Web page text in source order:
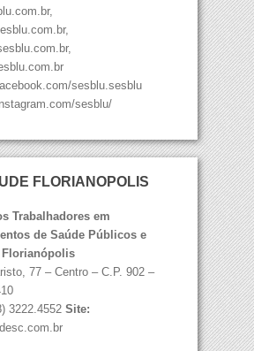
sesblu.sesblu
sesblu/
FLORIANÓPOLIS
Trabalhadores em
de Saúde Públicos e
Florianópolis
77 – Centro – C.P. 902 –
3222.4552 Site: